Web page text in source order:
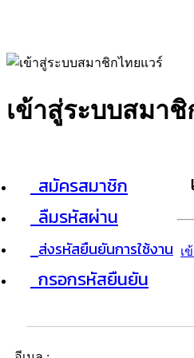
เข้าสู่ระบบสมา
สมัครสมาชิก
ลืมรหัสผ่าน
ส่งรหัสยืนยันการใช้งาน
กรอกรหัสยืนยัน
เ